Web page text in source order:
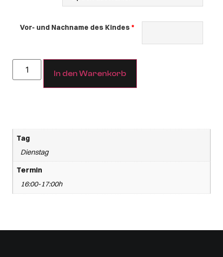
Vor- und Nachname des Kindes
In den Warenkorb
Tag
Dienstag
Termin
16:00-17:00h